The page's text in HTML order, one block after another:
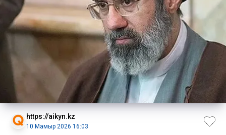
https://aikyn.kz
10 Мамыр 2026 16:03